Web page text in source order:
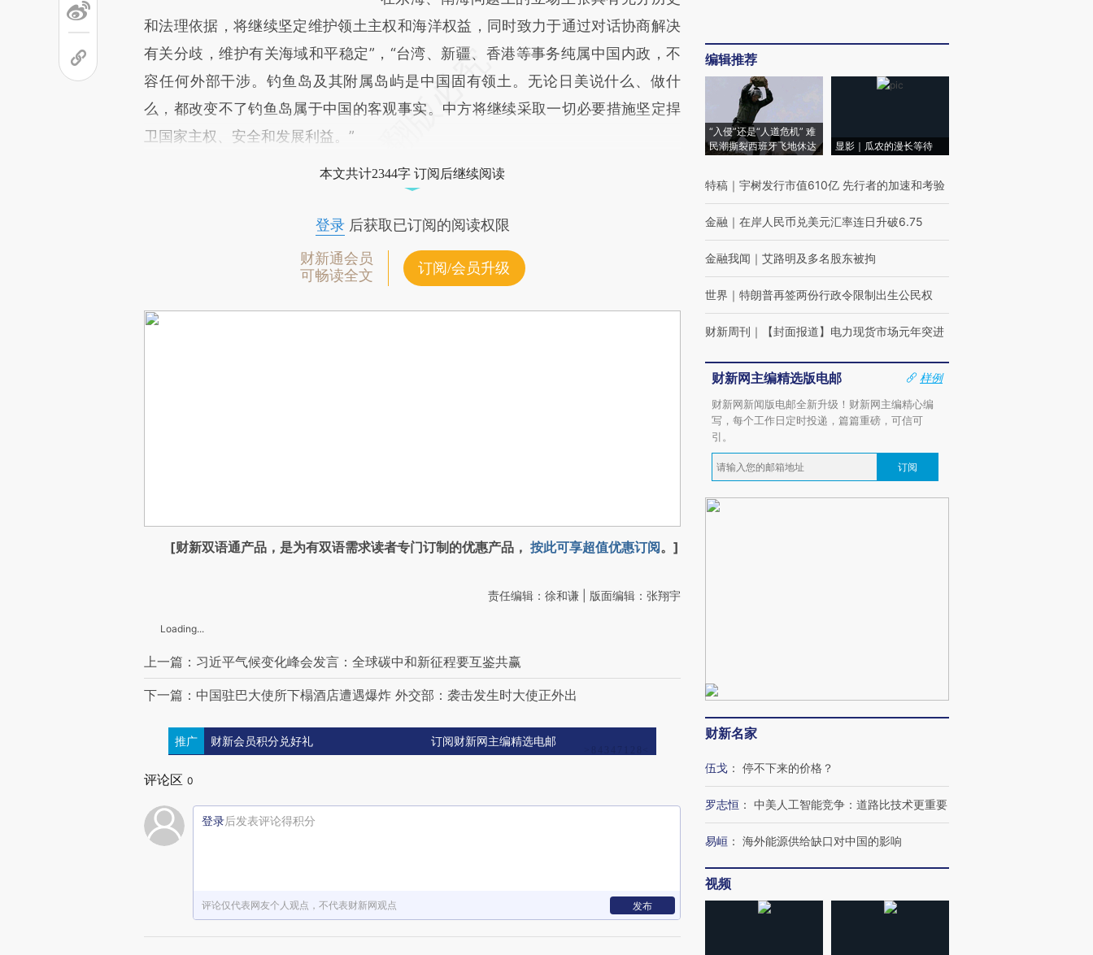
和法理依据，将继续坚定维护领土主权和海洋权益，同时致力于通过对话协商解决
有关分歧，维护有关海域和平稳定”，“台湾、新疆、香港等事务纯属中国内政，不
容任何外部干涉。钓鱼岛及其附属岛屿是中国固有领土。无论日美说什么、做什
么，都改变不了钓鱼岛属于中国的客观事实。中方将继续采取一切必要措施坚定捍
卫国家主权、安全和发展利益。”
本文共计2344字 订阅后继续阅读
登录后获取已订阅的阅读权限
财新通会员
可畅读全文
订阅/会员升级
[财新双语通产品，是为有双语需求读者专门订制的优惠产品， 按此可享超值优惠订阅。]
责任编辑：徐和谦 | 版面编辑：张翔宇
Loading...
上一篇：习近平气候变化峰会发言：全球碳中和新征程要互鉴共赢
下一篇：中国驻巴大使所下榻酒店遭遇爆炸 外交部：袭击发生时大使正外出
推广 财新会员积分兑好礼 订阅财新网主编精选电邮
评论区 0
登录后发表评论得积分
评论仅代表网友个人观点，不代表财新网观点 发布
编辑推荐
“入侵”还是“人道危机” 难
民潮撕裂西班牙飞地休达
显影｜瓜农的漫长等待
特稿 ｜ 宇树发行市值610亿 先行者的加速和考验
金融 ｜ 在岸人民币兑美元汇率连日升破6.75
金融我闻 ｜ 艾路明及多名股东被拘
世界 ｜ 特朗普再签两份行政令限制出生公民权
财新周刊 ｜ 【封面报道】电力现货市场元年突进
财新网主编精选版电邮
样例
财新网新闻版电邮全新升级！财新网主编精心编
写，每个工作日定时投递，篇篇重磅，可信可
引。
订阅
财新名家
伍戈 ： 停不下来的价格？
罗志恒 ： 中美人工智能竞争：道路比技术更重要
易峘 ： 海外能源供给缺口对中国的影响
视频